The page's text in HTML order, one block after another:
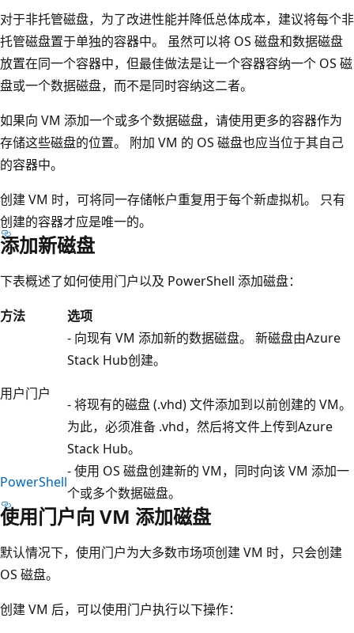
对于非托管磁盘，为了改进性能并降低总体成本，建议将每个非
托管磁盘置于单独的容器中。 虽然可以将 OS 磁盘和数据磁盘
放置在同一个容器中，但最佳做法是让一个容器容纳一个 OS 磁
盘或一个数据磁盘，而不是同时容纳这二者。
如果向 VM 添加一个或多个数据磁盘，请使用更多的容器作为
存储这些磁盘的位置。 附加 VM 的 OS 磁盘也应当位于其自己
的容器中。
创建 VM 时，可将同一存储帐户重复用于每个新虚拟机。 只有
创建的容器才应是唯一的。
添加新磁盘
下表概述了如何使用门户以及 PowerShell 添加磁盘：
方法
选项
用户门户
- 向现有 VM 添加新的数据磁盘。 新磁盘由Azure
Stack Hub创建。
- 将现有的磁盘 (.vhd) 文件添加到以前创建的 VM。
为此，必须准备 .vhd，然后将文件上传到Azure
Stack Hub。
PowerShell
- 使用 OS 磁盘创建新的 VM，同时向该 VM 添加一
个或多个数据磁盘。
使用门户向 VM 添加磁盘
默认情况下，使用门户为大多数市场项创建 VM 时，只会创建
OS 磁盘。
创建 VM 后，可以使用门户执行以下操作：